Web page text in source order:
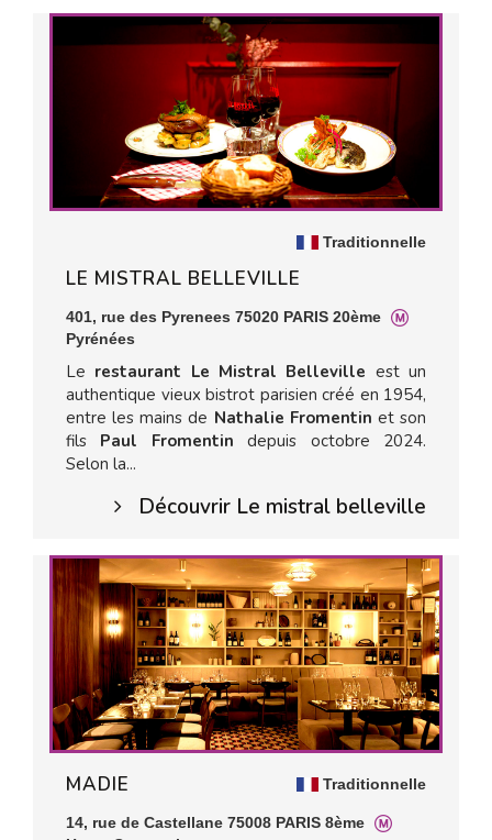
Traditionnelle
LE MISTRAL BELLEVILLE
401, rue des Pyrenees 75020 PARIS 20ème
Pyrénées
Le restaurant Le Mistral Belleville est un
authentique vieux bistrot parisien créé en 1954,
entre les mains de Nathalie Fromentin et son
fils Paul Fromentin depuis octobre 2024.
Selon la...
Découvrir Le mistral belleville
Traditionnelle
MADIE
14, rue de Castellane 75008 PARIS 8ème